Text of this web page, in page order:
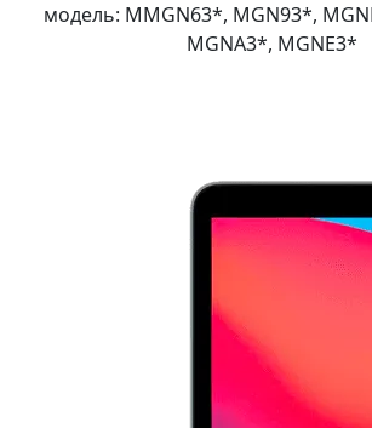
модель: MMGN63*, MGN93*,
MGNA3*, MGNE3*